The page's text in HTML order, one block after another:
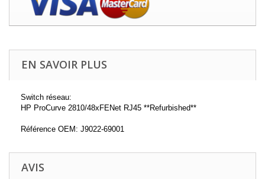
EN SAVOIR PLUS
Switch réseau:
HP ProCurve 2810/48xFENet RJ45 **Refurbished**
Référence OEM: J9022-69001
AVIS